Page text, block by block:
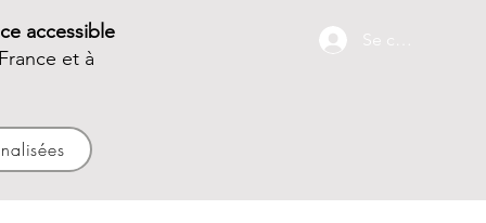
accessible
et à
Se connecter